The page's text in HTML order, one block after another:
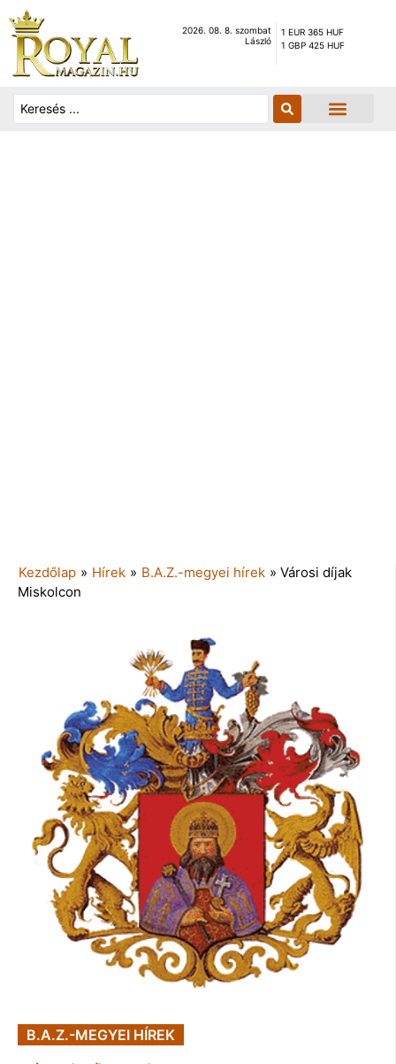
2026. 08. 8. szombat
László
1 EUR 365 HUF
1 GBP 425 HUF
Kezdőlap » Hírek » B.A.Z.-megyei hírek » Városi díjak
Miskolcon
B.A.Z.-MEGYEI HÍREK